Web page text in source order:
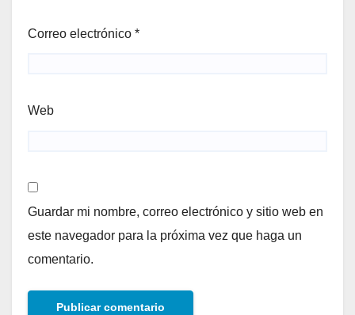
Correo electrónico *
Web
Guardar mi nombre, correo electrónico y sitio web en
este navegador para la próxima vez que haga un
comentario.